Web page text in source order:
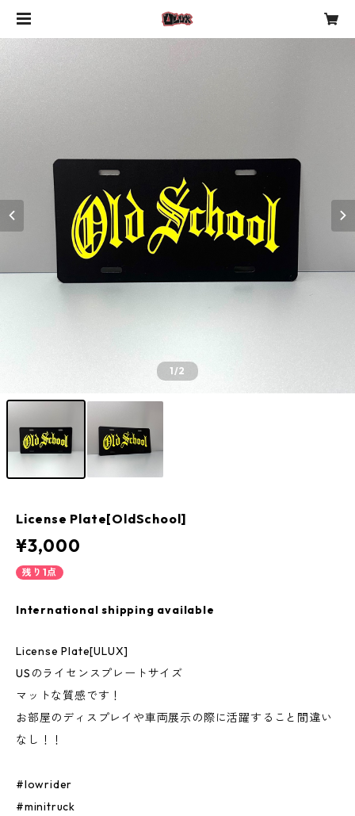
1/2
License Plate[OldSchool]
¥3,000
残り1点
International shipping available
License Plate[ULUX]
USのライセンスプレートサイズ
マットな質感です！
お部屋のディスプレイや車両展示の際に活躍すること間違い
なし！！
#lowrider
#minitruck